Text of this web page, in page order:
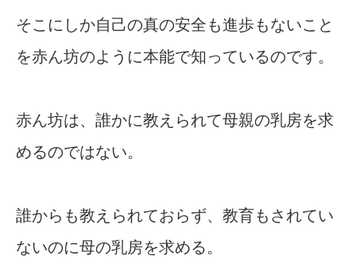
そこにしか自己の真の安全も進歩もないこと
を赤ん坊のように本能で知っているのです。
赤ん坊は、誰かに教えられて母親の乳房を求
めるのではない。
誰からも教えられておらず、教育もされてい
ないのに母の乳房を求める。